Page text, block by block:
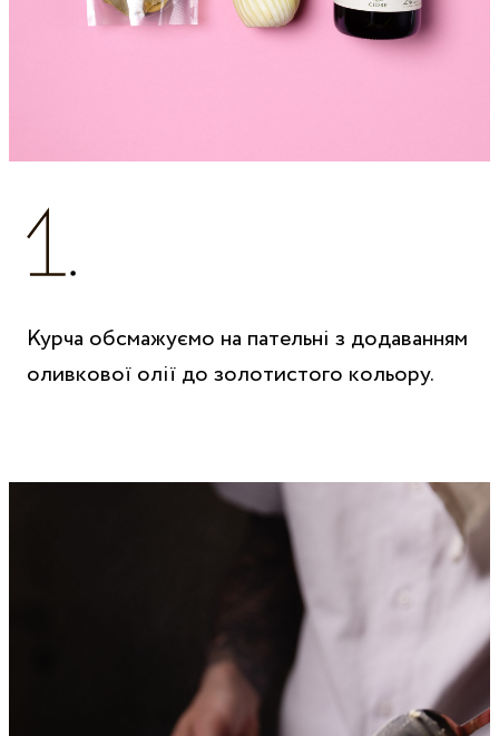
Курча обсмажуємо на пательні з додаванням
оливкової олії до золотистого кольору.